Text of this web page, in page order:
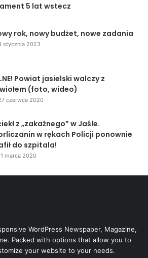
5 lat wstecz
rok, nowy budżet, nowe zadania
stycznia 2023
Powiat jasielski walczy z
(foto, wideo)
czerwca 2020
z „zakaźnego” w Jaśle.
w rękach Policji ponownie
do szpitala!
marca 2020
WordPress Newspaper, Magazine,
Packed with options that allow you to
your website to your needs.